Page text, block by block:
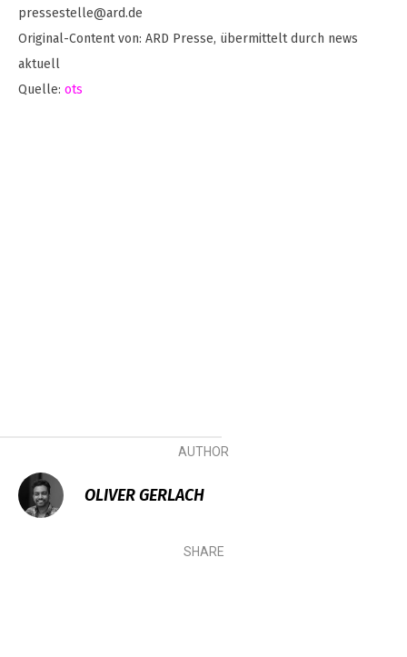
pressestelle@ard.de
Original-Content von: ARD Presse, übermittelt durch news
aktuell
Quelle: ots
AUTHOR
OLIVER GERLACH
SHARE